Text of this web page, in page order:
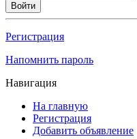
Войти
Регистрация
Напомнить пароль
Навигация
На главную
Регистрация
Добавить объявление